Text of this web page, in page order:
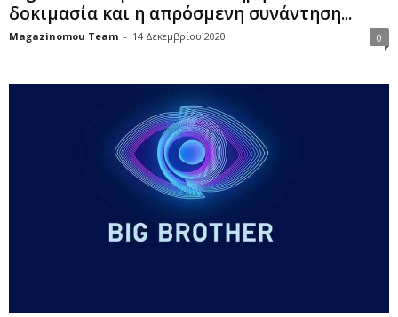
δοκιμασία και η απρόσμενη συνάντηση...
Magazinomou Team - 14 Δεκεμβρίου 2020 0